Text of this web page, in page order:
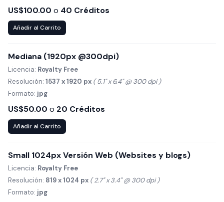
US$100.00 o 40 Créditos
Añadir al Carrito
Mediana (1920px @300dpi)
Licencia: Royalty Free
Resolución: 1537 x 1920 px ( 5.1" x 6.4" @ 300 dpi )
Formato: jpg
US$50.00 o 20 Créditos
Añadir al Carrito
Small 1024px Versión Web (Websites y blogs)
Licencia: Royalty Free
Resolución: 819 x 1024 px ( 2.7" x 3.4" @ 300 dpi )
Formato: jpg